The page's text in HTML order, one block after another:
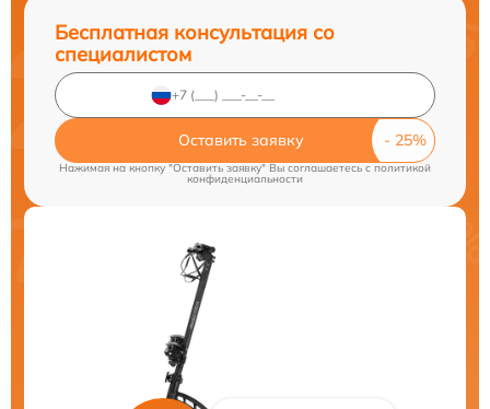
Бесплатная консультация со
специалистом
Оставить заявку
Нажимая на кнопку "Оставить заявку" Вы соглашаетесь cполитикой
конфиденциальности